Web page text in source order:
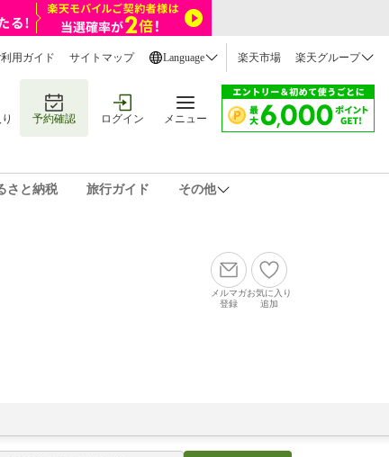
利用ガイド サイトマップ Language 楽天市場 楽天グループ
予約確認 ログイン メニュー
さと納税 旅行ガイド その他
メルマガ
登録
お気に入り
追加